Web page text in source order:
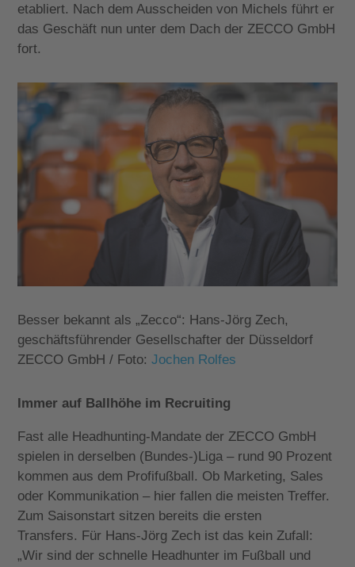
etabliert. Nach dem Ausscheiden von Michels führt er
das Geschäft nun unter dem Dach der ZECCO GmbH
fort.
Besser bekannt als „Zecco“: Hans-Jörg Zech,
geschäftsführender Gesellschafter der Düsseldorf
ZECCO GmbH / Foto:Jochen Rolfes
Immer auf Ballhöhe im Recruiting
Fast alle Headhunting-Mandate der ZECCO GmbH
spielen in derselben (Bundes-)Liga – rund 90 Prozent
kommen aus dem Profifußball. Ob Marketing, Sales
oder Kommunikation – hier fallen die meisten Treffer.
Zum Saisonstart sitzen bereits die ersten
Transfers. Für Hans-Jörg Zech ist das kein Zufall:
„Wir sind der schnelle Headhunter im Fußball und